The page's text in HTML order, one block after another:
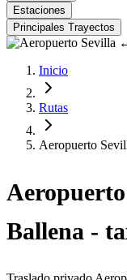
Estaciones
Principales Trayectos
Inicio
Rutas
Aeropuerto
Ballena -